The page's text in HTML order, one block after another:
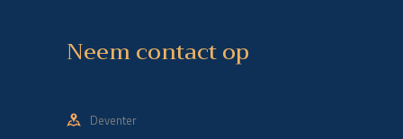
Neem contact op
Deventer